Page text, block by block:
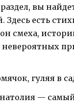
вы
есть
смеха,
гуляя в
—